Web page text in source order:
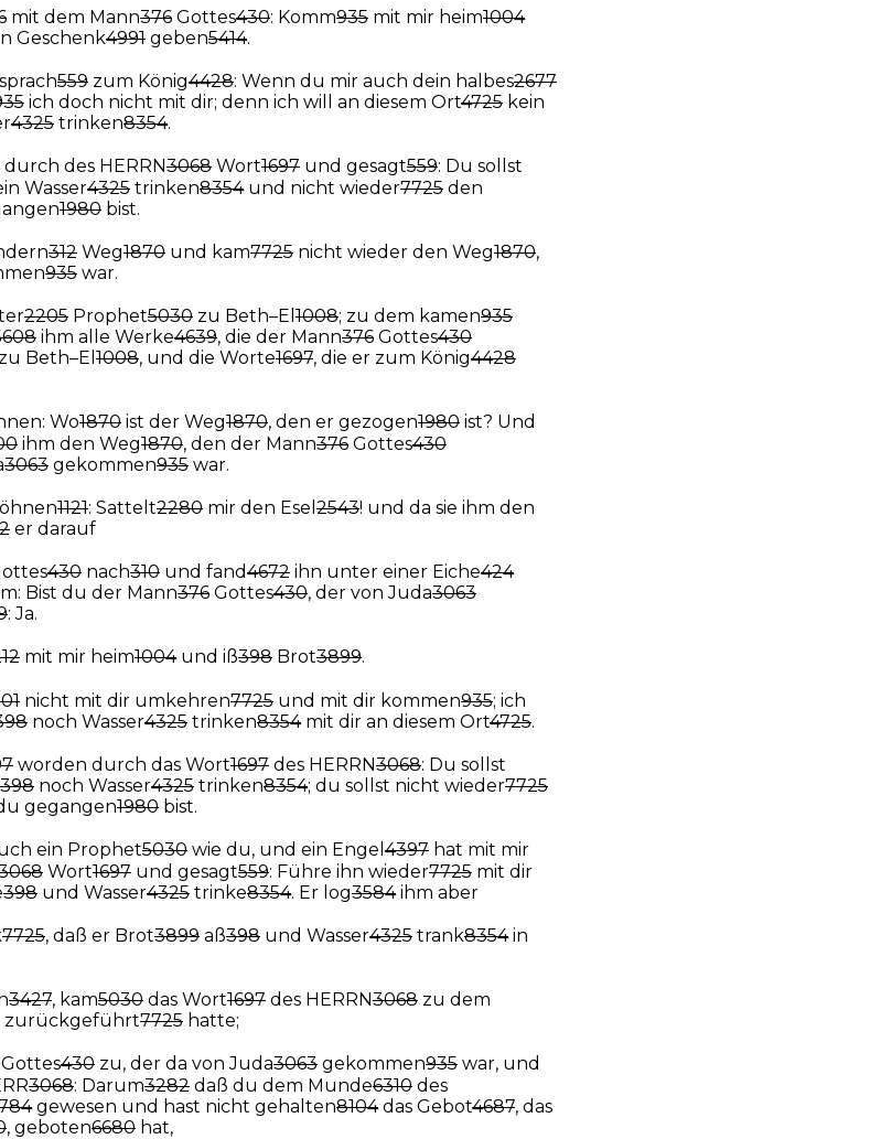
mit dem Mann376 Gottes430: Komm935 mit mir heim1004
Geschenk4991 geben5414.
sprach559 zum König4428: Wenn du mir auch dein halbes2677
ich doch nicht mit dir; denn ich will an diesem Ort4725 kein
4325 trinken8354.
durch des HERRN3068 Wort1697 und gesagt559: Du sollst
Wasser4325 trinken8354und nicht wieder7725 den
1980 bist.
312 Weg1870 und kam7725 nicht wieder den Weg1870,
935 war.
2205 Prophet5030 zu Beth–El 1008; zu dem kamen935
ihm alle Werke4639, die der Mann376 Gottes430
zu Beth–El 1008, und die Worte1697, die er zum König4428
Wo1870 ist der Weg1870, den er gezogen1980 ist? Und
ihm den Weg1870, den der Mann376 Gottes430
3063 gekommen935 war.
1121: Sattelt2280 mir den Esel 2543! und da sie ihm den
er darauf
430 nach310 und fand4672 ihn unter einer Eiche424
Bist du der Mann376 Gottes430, der von Juda3063
: Ja.
mit mir heim1004und iß398 Brot3899.
nicht mit dir umkehren7725 und mit dir kommen935; ich
noch Wasser4325 trinken8354mit dir an diesem Ort4725.
worden durch das Wort1697 des HERRN3068: Du sollst
398 noch Wasser4325 trinken8354; du sollst nicht wieder7725
gegangen1980 bist.
ein Prophet5030 wie du, und ein Engel 4397 hat mit mir
Wort1697 und gesagt559: Führe ihn wieder7725 mit dir
398 und Wasser4325 trinke8354. Er log3584ihm aber
7725, daß er Brot3899 aß398 und Wasser4325 trank8354in
3427, kam5030 das Wort1697 des HERRN3068 zu dem
zurückgeführt7725 hatte;
Gottes430 zu, der da von Juda3063 gekommen935 war, und
3068: Darum3282 daß du dem Munde6310 des
gewesen und hast nicht gehalten8104das Gebot4687, das
, geboten6680 hat,